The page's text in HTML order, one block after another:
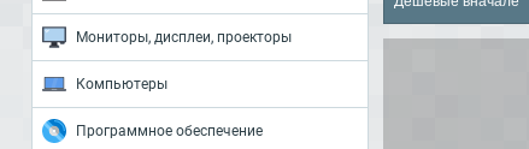
Мониторы, дисплеи, проекторы
Компьютеры
Программное обеспечение